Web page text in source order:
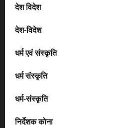
देश विदेश
देश-विदेश
धर्म एवं संस्कृति
धर्म संस्कृति
धर्म-संस्कृति
निर्देशक कोना